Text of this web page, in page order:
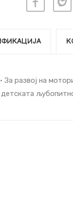
За развој на